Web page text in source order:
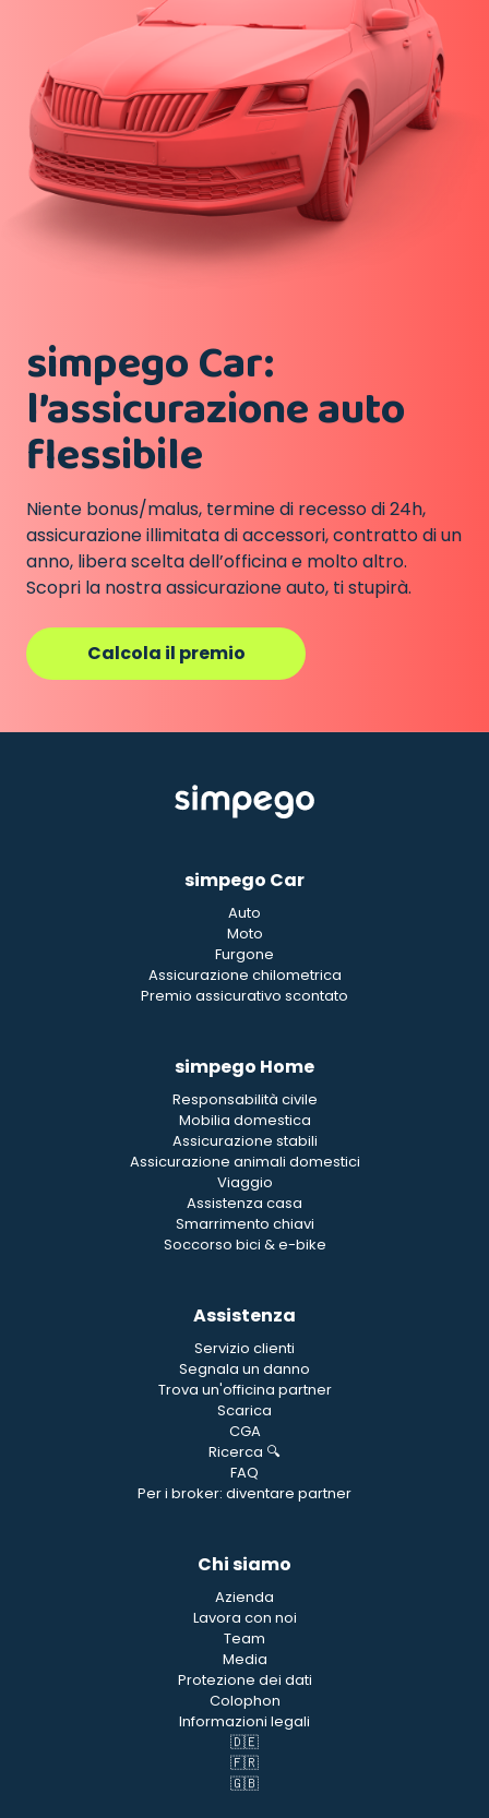
simpego Car:
l’assicurazione auto
flessibile
Niente bonus/malus, termine di recesso di 24h,
assicurazione illimitata di accessori, contratto di un
anno, libera scelta dell’officina e molto altro.
Scopri la nostra assicurazione auto, ti stupirà.
Calcola il premio
simpego Car
Auto
Moto
Furgone
Assicurazione chilometrica
Premio assicurativo scontato
simpego Home
Responsabilità civile
Mobilia domestica
Assicurazione stabili
Assicurazione animali domestici
Viaggio
Assistenza casa
Smarrimento chiavi
Soccorso bici & e-bike
Assistenza
Servizio clienti
Segnala un danno
Trova un'officina partner
Scarica
CGA
Ricerca 🔍
FAQ
Per i broker: diventare partner
Chi siamo
Azienda
Lavora con noi
Team
Media
Protezione dei dati
Colophon
Informazioni legali
🇩🇪
🇫🇷
🇬🇧